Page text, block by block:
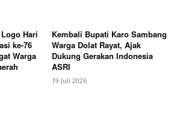
Hari
ke-76
Warga
Kembali Bupati Karo Sambang
Warga Dolat Rayat, Ajak
Dukung Gerakan Indonesia
ASRI
19 Juli 2026